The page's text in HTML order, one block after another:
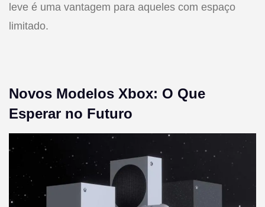
leve é uma vantagem para aqueles com espaço
limitado.
Novos Modelos Xbox: O Que
Esperar no Futuro